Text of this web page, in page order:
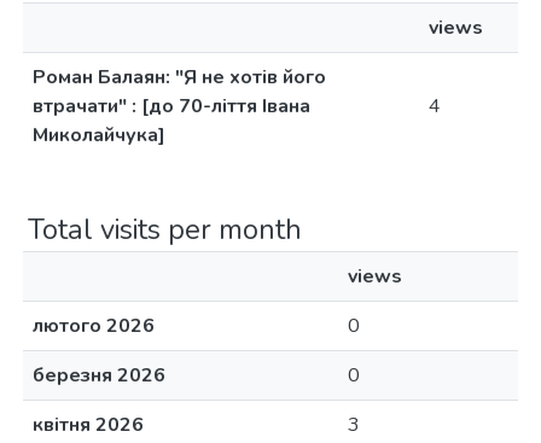
views
Роман Балаян: "Я не хотів його
втрачати" : [до 70-ліття Івана
Миколайчука]
4
Total visits per month
views
лютого 2026
0
березня 2026
0
квітня 2026
3